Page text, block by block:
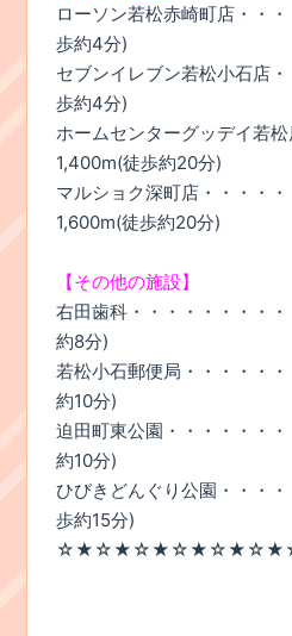
ローソン若松赤崎町店・・
歩約4分)
セブンイレブン若松小石店
歩約4分)
ホームセンターグッデイ若
1,400m(徒歩約20分)
マルショク深町店・・・・
1,600m(徒歩約20分)
【その他の施設】
右田歯科・・・・・・・・
約8分)
若松小石郵便局・・・・・
約10分)
迫田町東公園・・・・・・
約10分)
ひびきどんぐり公園・・・
歩約15分)